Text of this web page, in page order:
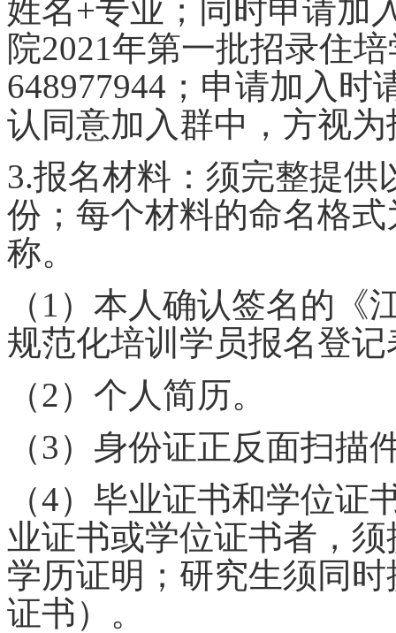
姓名+专业；同时申请加
院2021年第一批招录住
648977944 ；申请加入时
认同意加入群中，方视
3.报名材料：须完整提供
份；每个材料的命名格
称。
（ 1）本人确认签名的《
规范化培训学员报名登记
（2）个人简历。
（3）身份证正反面扫描
（4）毕业证书和学位证
业证书或学位证书者，
学历证明；研究生须同
证书）。